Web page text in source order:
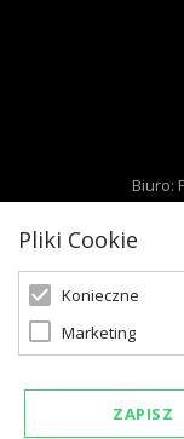
Biuro:
Pliki Cookie
Konieczne
Marketing
ZAPISZ
© 2026